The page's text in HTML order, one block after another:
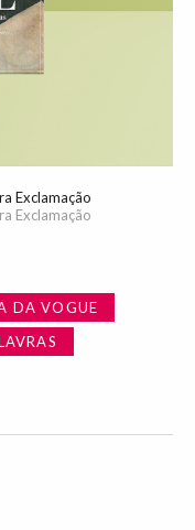
Exclamação
Exclamação
DA VOGUE